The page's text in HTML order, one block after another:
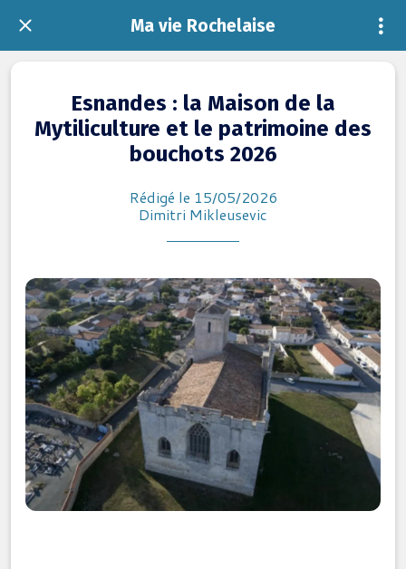
Ma vie Rochelaise
Esnandes : la Maison de la
Mytiliculture et le patrimoine des
bouchots 2026
Rédigé le 15/05/2026
Dimitri Mikleusevic